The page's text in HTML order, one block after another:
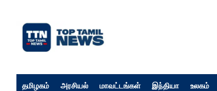
தமிழகம் அரசியல் மாவட்டங்கள் இந்தியா உலகம்